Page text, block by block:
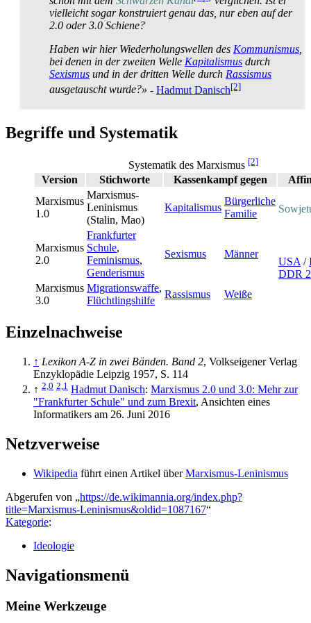
vielleicht sogar konstruiert genau das, nur eben auf der
2.0 oder 3.0 Schiene?
Haben wir hier Wiederholungs­wellen des Kommunismus,
bei denen in der zweiten Welle Kapitalismus durch
Sexismus und in der dritten Welle durch Rassismus
ausgetauscht wurde?» - Hadmut Danisch[2]
Begriffe und Systematik
Systematik des Marxismus [2]
Version Stichworte Kassenkampf gegen
Marxismus
1.0
Marxismus-
Leninismus
(Stalin, Mao)
Kapitalismus
Bürgerliche
Familie
Marxismus
2.0
Frankfurter
Schule,
Feminismus,
Genderismus
Sexismus Männer
USA /
DDR
Marxismus
3.0
Migrationswaffe,
Flüchtlingshilfe
Rassismus Weiße
Einzelnachweise
↑ Lexikon A-Z in zwei Bänden. Band 2, Volkseigener Verlag
Enzyklopädie Leipzig 1957, S. 114
↑ 2,0 2,1 Hadmut Danisch: Marxismus 2.0 und 3.0: Mehr zur
"Frankfurter Schule" und zum Brexit, Ansichten eines
Informatikers am 26. Juni 2016
Netzverweise
Wikipedia führt einen Artikel überMarxismus-Leninismus
Abgerufen von „https://de.wikimannia.org/index.php?
title=Marxismus-Leninismus&oldid=1087167“
Kategorie:
Ideologie
Navigationsmenü
Meine Werkzeuge